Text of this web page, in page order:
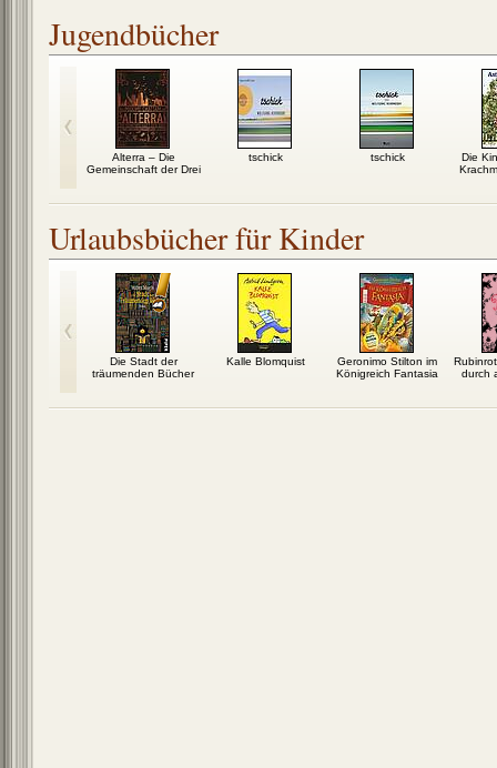
Jugendbücher
Alterra – Die
Gemeinschaft der Drei
tschick tschick
Die
Urlaubsbücher für Kinder
Die Stadt der
träumenden Bücher
Kalle Blomquist
Geronimo Stilton im
Königreich Fantasia
durch